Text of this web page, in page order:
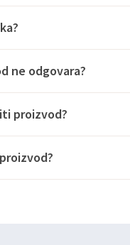
ne odgovara?
proizvod?